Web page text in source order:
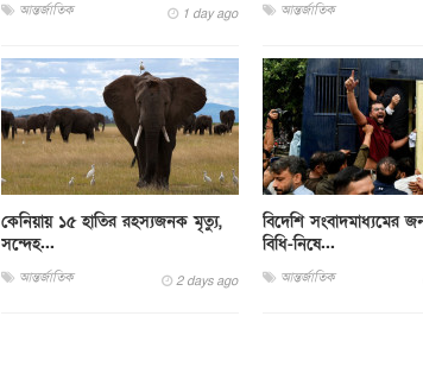
আন্তর্জাতিক 1 day ago আন্তর্জাতিক
কেনিয়ায় ১৫ হাতির রহস্যজনক মৃত্যু,
সন্দেহ...
আন্তর্জাতিক 2 days ago
বিদেশি সংবাদমাধ্যমের
বিধি-নিষে...
আন্তর্জাতিক